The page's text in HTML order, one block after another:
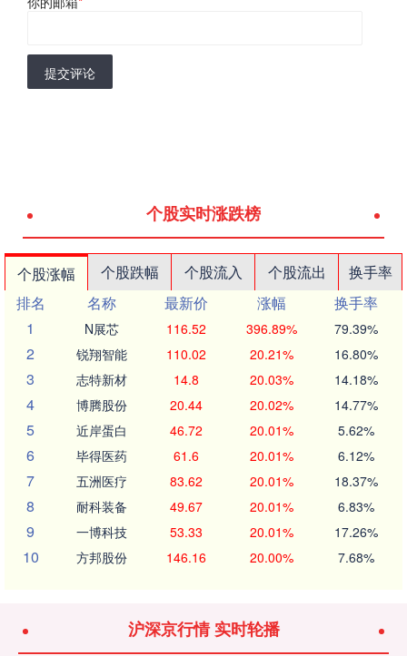
提交评论
个股实时涨跌榜
个股涨幅 个股跌幅 个股流入 个股流出
换手率
排名
名称 最新价 涨幅
换手率
1
N展芯 116.52 396.89% 79.39%
2 锐翔智能 110.02 20.21% 16.80%
3 志特新材 14.8 20.03% 14.18%
4 博腾股份 20.44 20.02% 14.77%
5 近岸蛋白 46.72 20.01% 5.62%
6 毕得医药 61.6 20.01% 6.12%
7 五洲医疗 83.62 20.01% 18.37%
8 耐科装备 49.67 20.01% 6.83%
9 一博科技 53.33 20.01% 17.26%
10 方邦股份 146.16 20.00% 7.68%
沪深京行情 实时轮播